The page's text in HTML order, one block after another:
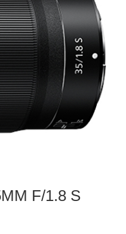
F/1.8 S